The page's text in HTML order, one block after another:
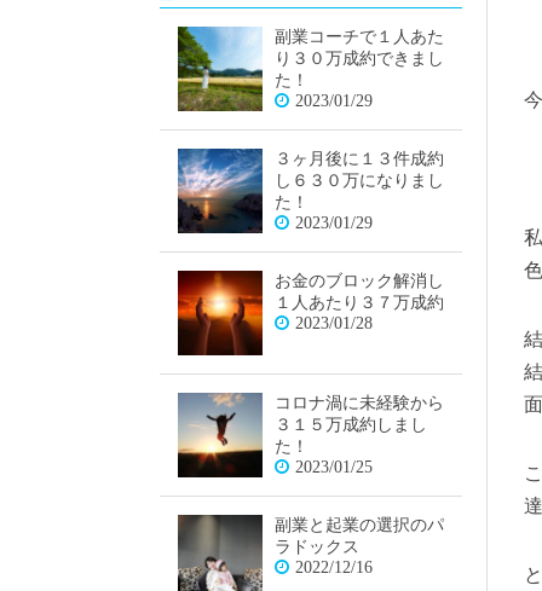
副業コーチで１人あた
り３０万成約できまし
た！
2023/01/29
３ヶ月後に１３件成約
し６３０万になりまし
た！
2023/01/29
お金のブロック解消し
１人あたり３７万成約
2023/01/28
コロナ渦に未経験から
３１５万成約しまし
た！
2023/01/25
副業と起業の選択のパ
ラドックス
2022/12/16